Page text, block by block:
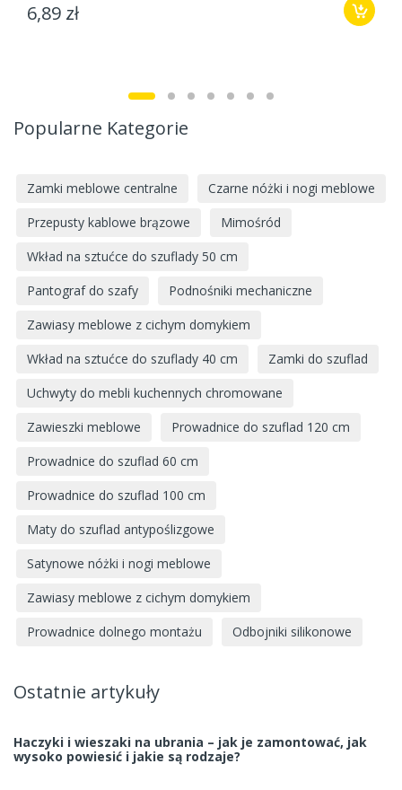
6,89 zł
Popularne Kategorie
Zamki meblowe centralne
Czarne nóżki i nogi meblowe
Przepusty kablowe brązowe
Mimośród
Wkład na sztućce do szuflady 50 cm
Pantograf do szafy
Podnośniki mechaniczne
Zawiasy meblowe z cichym domykiem
Wkład na sztućce do szuflady 40 cm
Zamki do szuflad
Uchwyty do mebli kuchennych chromowane
Zawieszki meblowe
Prowadnice do szuflad 120 cm
Prowadnice do szuflad 60 cm
Prowadnice do szuflad 100 cm
Maty do szuflad antypoślizgowe
Satynowe nóżki i nogi meblowe
Zawiasy meblowe z cichym domykiem
Prowadnice dolnego montażu
Odbojniki silikonowe
Ostatnie artykuły
Haczyki i wieszaki na ubrania – jak je zamontować, jak
wysoko powiesić i jakie są rodzaje?